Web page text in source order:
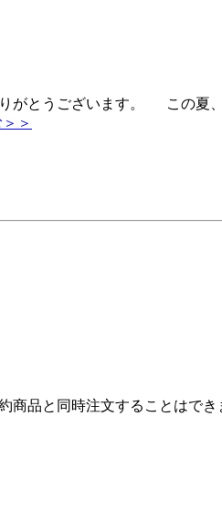
がとうございます。 この
＞
品と同時注文することはで